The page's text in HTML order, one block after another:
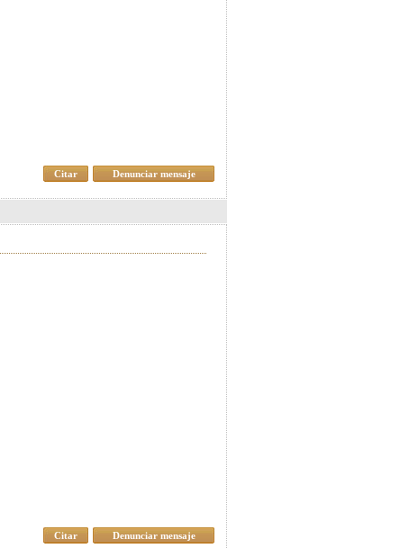
Denunciar mensaje
Citar
Denunciar mensaje
Citar